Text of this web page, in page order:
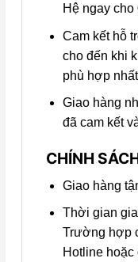
Hệ ngay cho
Cam kết hỗ
cho đến khi
phù hợp
Giao hàng
đã cam kết
CHÍNH
Giao hàng
Thời gian
Trường hợp
Hotline